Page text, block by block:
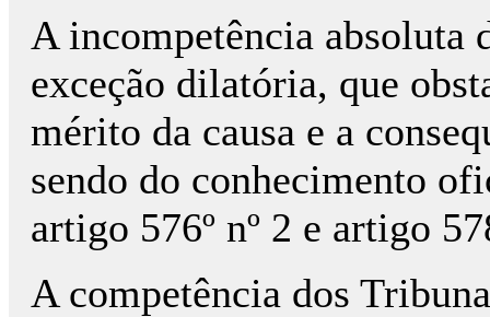
A incompetência absoluta
exceção dilatória, que
mérito da causa e a
sendo do conhecimento
artigo 576º nº 2 e artigo
A competência dos